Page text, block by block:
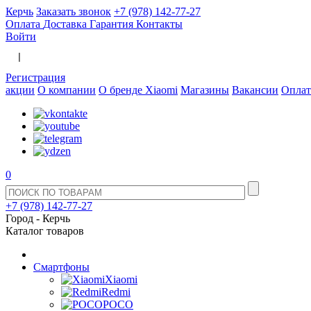
Керчь Заказать звонок +7 (978) 142-77-27
Оплата Доставка Гарантия Контакты
Войти
Регистрация
акции О компании О бренде Xiaomi Магазины Вакансии
0
+7 (978) 142-77-27
Город - Керчь
Каталог товаров
Смартфоны
Xiaomi
Redmi
POCO